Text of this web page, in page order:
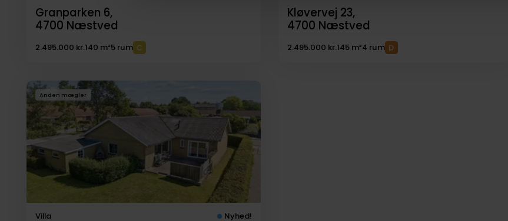
Granparken 6,
4700 Næstved
2.495.000 kr.140 m²5 rum
Kløvervej 23,
4700 Næstved
2.495.000 kr.145 m²4 rum
Anden mægler
Villa Nyhed!